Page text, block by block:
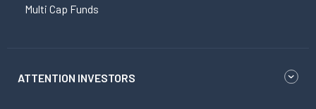
Multi Cap Funds
ATTENTION INVESTORS